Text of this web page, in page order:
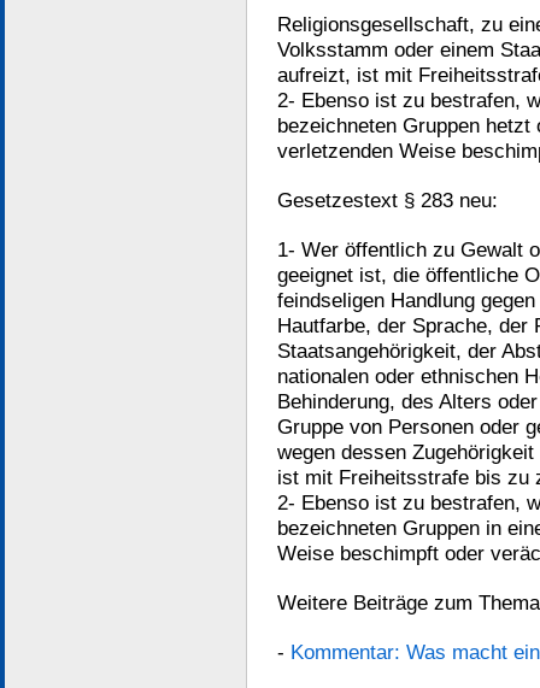
Religionsgesellschaft, zu
Volksstamm oder einem
aufreizt, ist mit
2- Ebenso ist zu bestrafen,
bezeichneten Gruppen
verletzenden Weise
Gesetzestext § 283 neu:
1- Wer öffentlich zu Gewalt
geeignet ist, die öffentliche
feindseligen Handlung
Hautfarbe, der Sprache, der
Staatsangehörigkeit, der
nationalen oder ethnischen
Behinderung, des Alters
Gruppe von Personen oder
wegen dessen
ist mit Freiheitsstrafe bis zu
2- Ebenso ist zu bestrafen,
bezeichneten Gruppen in
Weise beschimpft oder
Weitere Beiträge zum
- Kommentar: Was macht